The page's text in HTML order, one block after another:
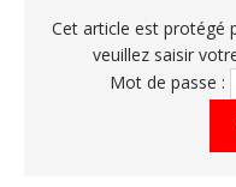
Cet article est protégé
veuillez saisir
Mot de passe :